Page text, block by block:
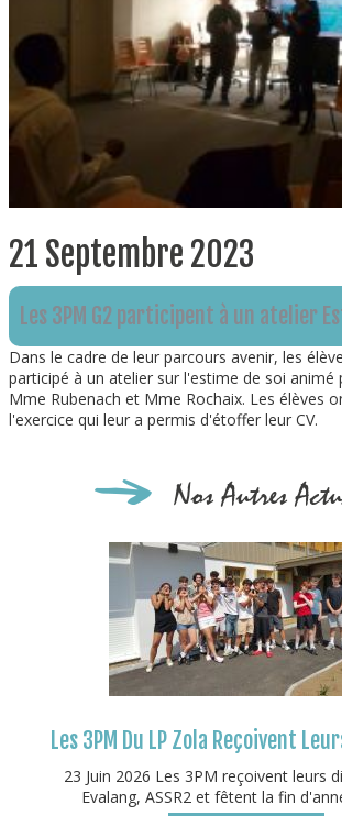
21 Septembre 2023
Les 3PM G2 participent à un atelier
Dans le cadre de leur parcours avenir, les
participé à un atelier sur l'estime de soi animé
Mme Rubenach et Mme Rochaix. Les élèves
l'exercice qui leur a permis d'étoffer leur CV.
Nos Autres
Les 3PM Du LP Zola Reçoivent
23 Juin 2026 Les 3PM reçoivent leurs
Evalang, ASSR2 et fêtent la fin